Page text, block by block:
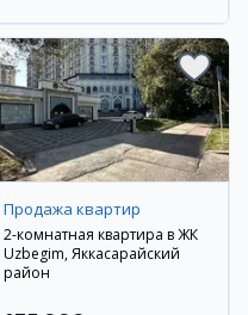
Продажа квартир
2-комнатная квартира в ЖК
Uzbegim, Яккасарайский
район